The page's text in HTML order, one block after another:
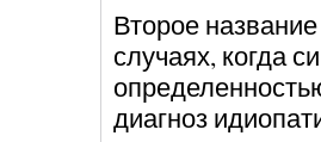
Второе
случаях, когда
диагноз